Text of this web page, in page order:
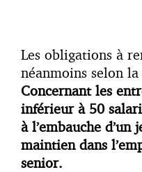
Les obligations à
néanmoins selon
Concernant les
inférieur à 50
à l’embauche d’un
maintien dans
senior.